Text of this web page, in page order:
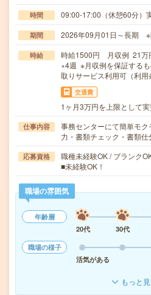
時間 09:00-17:00（休憩60分）
期間 2026年09月01日～長期
時給
時給1500円 月収例 21万
×4週 ※月収例を保証する
取りサービス利用可（利用
交通費
1ヶ月3万円を上限として
仕事内容
事務センターにて簡単モ
力・書類チェック・書類
応募資格
職種未経験OK / ブランク
■未経験OK！
職場の雰囲気
年齢層
20代
30代
職場の様子
活気がある
もっと